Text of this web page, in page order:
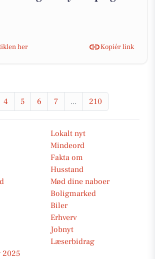
her
Kopiér link
4 5 6 7 ... 210
Lokalt nyt
Mindeord
Fakta om
Husstand
Mød dine naboer
Boligmarked
Biler
Erhverv
Jobnyt
Læserbidrag
2025